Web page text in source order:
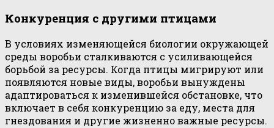
Конкуренция с другими птицами
В условиях изменяющейся биологии окружающей
среды воробьи сталкиваются с усиливающейся
борьбой за ресурсы. Когда птицы мигрируют или
появляются новые виды, воробьи вынуждены
адаптироваться к изменившейся обстановке, что
включает в себя конкуренцию за еду, места для
гнездования и другие жизненно важные ресурсы.